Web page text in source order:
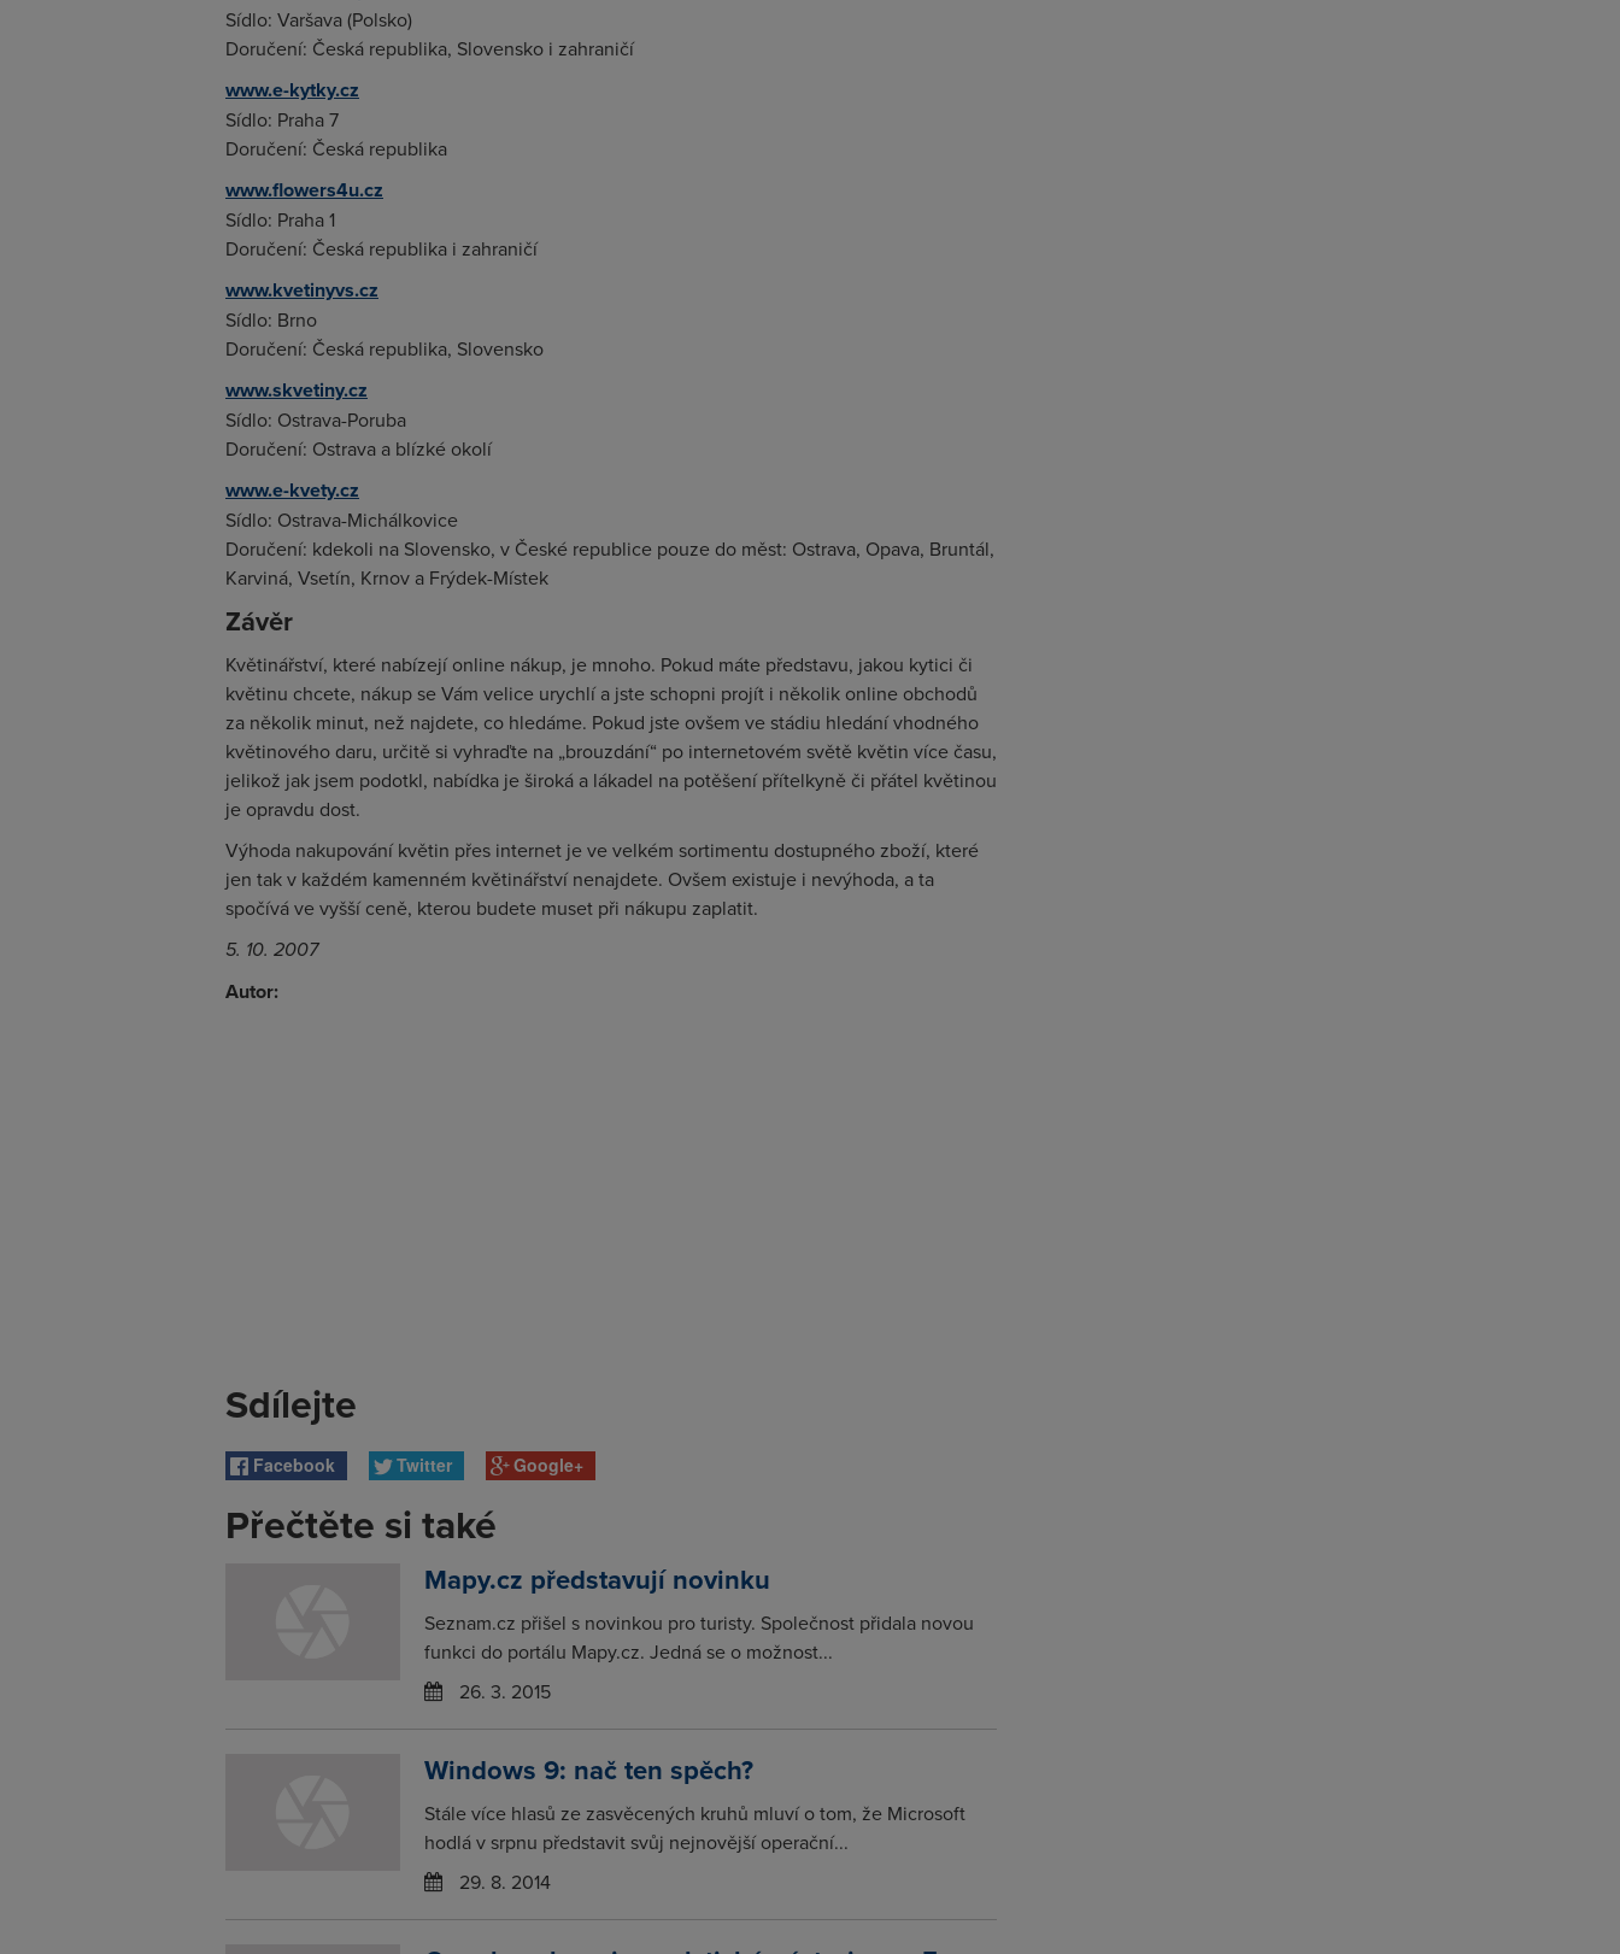
Sídlo: Varšava (Polsko)
Doručení: Česká republika, Slovensko i zahraničí
www.e-kytky.cz
Sídlo: Praha 7
Doručení: Česká republika
www.flowers4u.cz
Sídlo: Praha 1
Doručení: Česká republika i zahraničí
www.kvetinyvs.cz
Sídlo: Brno
Doručení: Česká republika, Slovensko
www.skvetiny.cz
Sídlo: Ostrava-Poruba
Doručení: Ostrava a blízké okolí
www.e-kvety.cz
Sídlo: Ostrava-Michálkovice
Doručení: kdekoli na Slovensko, v České republice pouze do měst: Ostrava, Opava, Bruntál,
Karviná, Vsetín, Krnov a Frýdek-Místek
Závěr
Květinářství, které nabízejí online nákup, je mnoho. Pokud máte představu, jakou kytici či
květinu chcete, nákup se Vám velice urychlí a jste schopni projít i několik online obchodů
za několik minut, než najdete, co hledáme. Pokud jste ovšem ve stádiu hledání vhodného
květinového daru, určitě si vyhraďte na „brouzdání“ po internetovém světě květin více času,
jelikož jak jsem podotkl, nabídka je široká a lákadel na potěšení přítelkyně či přátel květinou
je opravdu dost.
Výhoda nakupování květin přes internet je ve velkém sortimentu dostupného zboží, které
jen tak v každém kamenném květinářství nenajdete. Ovšem existuje i nevýhoda, a ta
spočívá ve vyšší ceně, kterou budete muset při nákupu zaplatit.
5. 10. 2007
Autor:
Sdílejte
Facebook Twitter Google+
Přečtěte si také
Mapy.cz představují novinku
Seznam.cz přišel s novinkou pro turisty. Společnost přidala novou
funkci do portálu Mapy.cz. Jedná se o možnost...
26. 3. 2015
Windows 9: nač ten spěch?
Stále více hlasů ze zasvěcených kruhů mluví o tom, že Microsoft
hodlá v srpnu představit svůj nejnovější operační...
29. 8. 2014